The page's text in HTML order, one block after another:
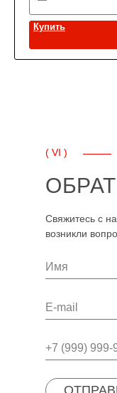
Купить
Свяжитесь с
возникли
( VI )